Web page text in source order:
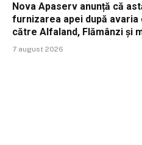
Nova Apaserv anunță că
furnizarea apei după
către Alfaland, Flămânzi și
7 august 2026